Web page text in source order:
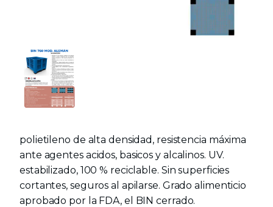
polietileno de alta densidad, resistencia máxima
ante agentes acidos, basicos y alcalinos. UV.
estabilizado, 100 % reciclable. Sin superficies
cortantes, seguros al apilarse. Grado alimenticio
aprobado por la FDA, el BIN cerrado.